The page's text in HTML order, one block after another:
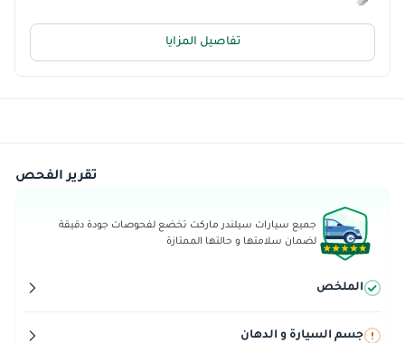
تفاصيل المزايا
تقرير الفحص
جميع سيارات سيلندر ماركت تخضع لفحوصات جودة دقيقة
لضمان سلامتها و حالتها الممتازة
الملخص
جسم السيارة و الدهان